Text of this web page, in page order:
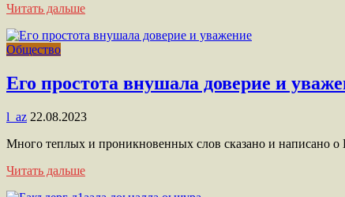
Читать дальше
Общество
Его простота внушала доверие и
l_az 22.08.2023
Много теплых и проникновенных слов сказано и написано
Читать дальше